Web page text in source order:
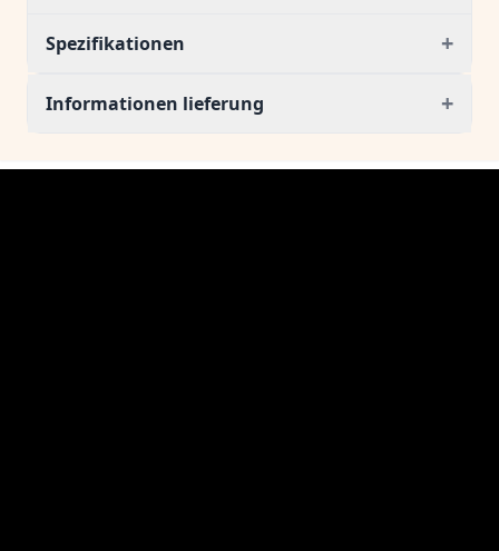
Spezifikationen +
Informationen lieferung +